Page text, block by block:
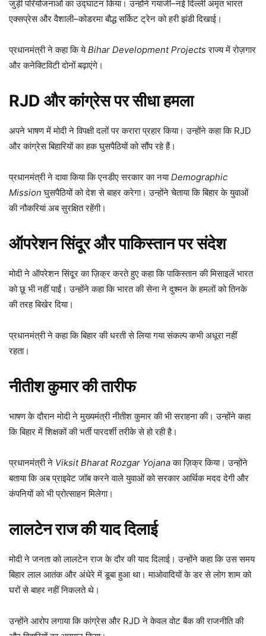
जुड़ी परियोजनाओं का उद्घाटन किया। उन्होंने गयाजी–नई दिल्ली अमृत भारत
एक्सप्रेस और वैशाली–कोडरमा बौद्ध सर्किट ट्रेन को हरी झंडी दिखाई।
प्रधानमंत्री ने कहा कि येBihar Development Projects राज्य में रोज़गार
और कनेक्टिविटी दोनों बढ़ाएंगे।
RJD और कांग्रेस पर सीधा हमला
अपने भाषण में मोदी ने विपक्षी दलों पर करारा प्रहार किया। उन्होंने कहा कि RJD
और कांग्रेस बिहारियों का हक घुसपैठियों को सौंप रहे हैं।
प्रधानमंत्री ने दावा किया कि एनडीए सरकार का नयाDemographic
Mission घुसपैठियों को देश से बाहर करेगा। उन्होंने चेताया कि बिहार के युवाओं
की नौकरियां अब सुरक्षित रहेंगी।
ऑपरेशन सिंदूर और पाकिस्तान पर संदेश
मोदी ने ऑपरेशन सिंदूर का ज़िक्र करते हुए कहा कि पाकिस्तान की मिसाइलें भारत
को छू भी नहीं पाईं। उन्होंने कहा कि भारत की सेना ने दुश्मन के हमलों को तिनके
की तरह बिखेर दिया।
प्रधानमंत्री ने कहा कि बिहार की धरती से लिया गया संकल्प कभी अधूरा नहीं
रहता।
नीतीश कुमार की तारीफ
भाषण के दौरान मोदी ने मुख्यमंत्री नीतीश कुमार की भी सराहना की। उन्होंने कहा
कि बिहार में शिक्षकों की भर्ती पारदर्शी तरीके से हो रही है।
प्रधानमंत्री ने Viksit Bharat Rozgar Yojanaका ज़िक्र किया। उन्होंने
बताया कि अब प्राइवेट जॉब करने वाले युवाओं को सरकार आर्थिक मदद देगी और
कंपनियों को भी प्रोत्साहन मिलेगा।
लालटेन राज की याद दिलाई
मोदी ने जनता को लालटेन राज के दौर की याद दिलाई। उन्होंने कहा कि उस समय
बिहार लाल आतंक और अंधेरे में डूबा हुआ था। माओवादियों के डर से लोग शाम को
घरों से बाहर नहीं निकलते थे।
उन्होंने आरोप लगाया कि कांग्रेस और RJD ने केवल वोट बैंक की राजनीति की